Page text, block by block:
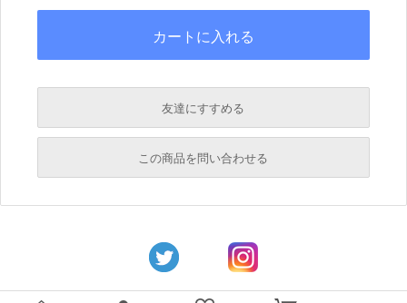
友達にすすめる
必須
必須
この商品を問い合わせる
必須